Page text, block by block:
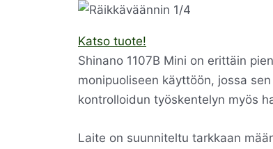
Katso tuote!
Shinano 1107B Mini on erittäin
monipuoliseen käyttöön, jossa
kontrolloidun työskentelyn myös
Laite on suunniteltu tarkkaan